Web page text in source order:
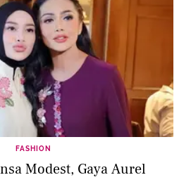
FASHION
Modest, Gaya Aurel